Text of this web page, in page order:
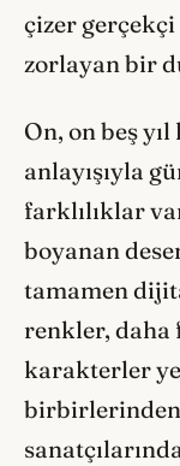
çizer gerçekçi
zorlayan bir
On, on beş
anlayışıyla
farklılıklar
boyanan
tamamen
renkler, daha
karakterler